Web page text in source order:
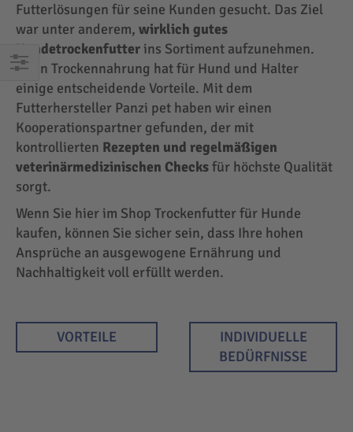
EINKAUFEN
NACH
Futterlösungen für seine Kunden gesucht. Das Ziel
war unter anderem, wirklich gutes
Hundetrockenfutter ins Sortiment aufzunehmen.
Denn Trockennahrung hat für Hund und Halter
einige entscheidende Vorteile. Mit dem
Futterhersteller Panzi pet haben wir einen
Kooperationspartner gefunden, der mit
kontrollierten Rezepten und regelmäßigen
veterinärmedizinischen Checksfür höchste Qualität
sorgt.
Wenn Sie hier im Shop Trockenfutter für Hunde
kaufen, können Sie sicher sein, dass Ihre hohen
Ansprüche an ausgewogene Ernährung und
Nachhaltigkeit voll erfüllt werden.
VORTEILE
INDIVIDUELLE
BEDÜRFNISSE